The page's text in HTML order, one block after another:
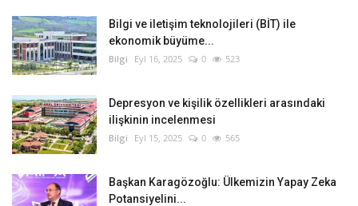
Bilgi ve iletişim teknolojileri (BİT) ile
ekonomik büyüme...
Bilgi Eyl 16, 2025 0 523
Depresyon ve kişilik özellikleri arasındaki
ilişkinin incelenmesi
Bilgi Eyl 15, 2025 0 565
Başkan Karagözoğlu: Ülkemizin Yapay Zeka
Potansiyelini...